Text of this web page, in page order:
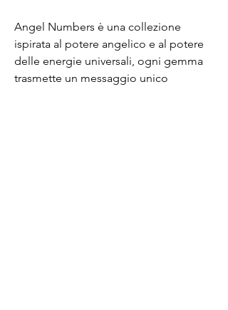
Angel Numbers è una collezione
ispirata al potere angelico e al potere
delle energie universali, ogni gemma
trasmette un messaggio unico